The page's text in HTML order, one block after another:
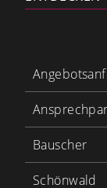
Bauscher
Schönwald